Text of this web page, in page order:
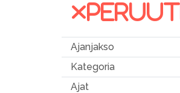
Ajanjakso
Kategoria
Ajat